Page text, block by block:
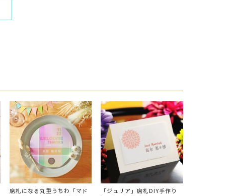
席札になる丸型うちわ「マド
「ジュリア」席札DIY手作り